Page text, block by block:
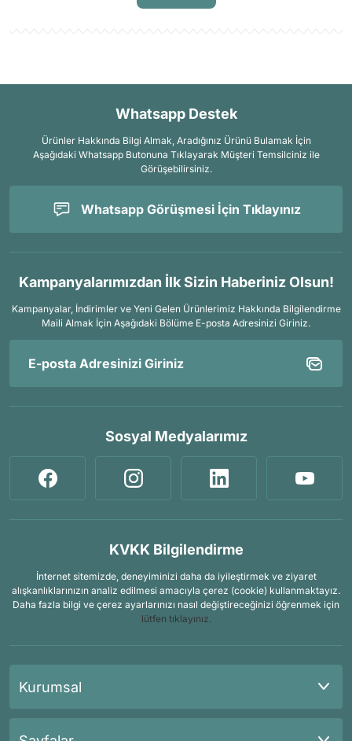
Whatsapp Destek
Ürünler Hakkında Bilgi Almak, Aradığınız Ürünü Bulamak İçin
Aşağıdaki Whatsapp Butonuna Tıklayarak Müşteri Temsilciniz ile
Görüşebilirsiniz.
Whatsapp Görüşmesi İçin Tıklayınız
Kampanyalarımızdan İlk Sizin Haberiniz Olsun!
Kampanyalar, İndirimler ve Yeni Gelen Ürünlerimiz Hakkında Bilgilendirme
Maili Almak İçin Aşağıdaki Bölüme E-posta Adresinizi Giriniz.
Sosyal Medyalarımız
KVKK Bilgilendirme
İnternet sitemizde, deneyiminizi daha da iyileştirmek ve ziyaret
alışkanlıklarınızın analiz edilmesi amacıyla çerez (cookie) kullanmaktayız.
Daha fazla bilgi ve çerez ayarlarınızı nasıl değiştireceğinizi öğrenmek için
lütfen tıklayınız.
Kurumsal